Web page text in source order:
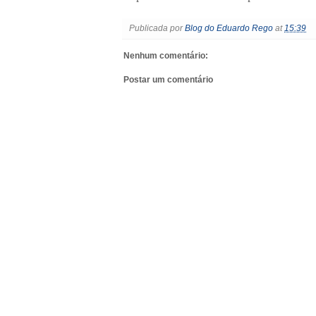
Publicada porBlog do Eduardo Rego at15:39
Nenhum comentário:
Postar um comentário